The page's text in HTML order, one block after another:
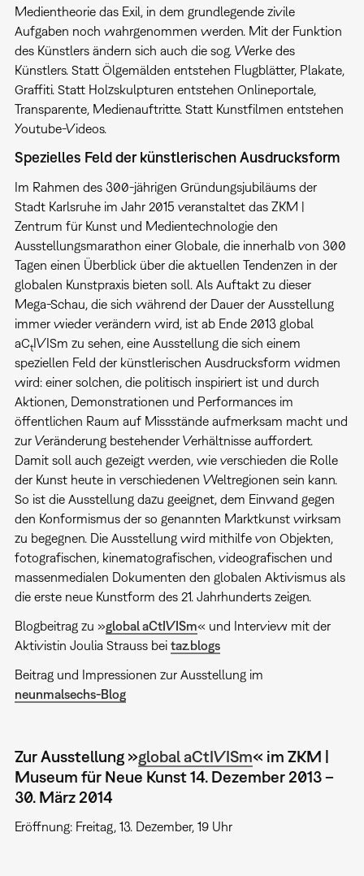
Medientheorie das Exil, in dem grundlegende zivile
Aufgaben noch wahrgenommen werden. Mit der Funktion
des Künstlers ändern sich auch die sog. Werke des
Künstlers. Statt Ölgemälden entstehen Flugblätter, Plakate,
Graffiti. Statt Holzskulpturen entstehen Onlineportale,
Transparente, Medienauftritte. Statt Kunstfilmen entstehen
Youtube-Videos.
Spezielles Feld der künstlerischen Ausdrucksform
Im Rahmen des 300-jährigen Gründungsjubiläums der
Stadt Karlsruhe im Jahr 2015 veranstaltet das ZKM |
Zentrum für Kunst und Medientechnologie den
Ausstellungsmarathon einer Globale, die innerhalb von 300
Tagen einen Überblick über die aktuellen Tendenzen in der
globalen Kunstpraxis bieten soll. Als Auftakt zu dieser
Mega-Schau, die sich während der Dauer der Ausstellung
immer wieder verändern wird, ist ab Ende 2013 global
aCtIVISm zu sehen, eine Ausstellung die sich einem
speziellen Feld der künstlerischen Ausdrucksform widmen
wird: einer solchen, die politisch inspiriert ist und durch
Aktionen, Demonstrationen und Performances im
öffentlichen Raum auf Missstände aufmerksam macht und
zur Veränderung bestehender Verhältnisse auffordert.
Damit soll auch gezeigt werden, wie verschieden die Rolle
der Kunst heute in verschiedenen Weltregionen sein kann.
So ist die Ausstellung dazu geeignet, dem Einwand gegen
den Konformismus der so genannten Marktkunst wirksam
zu begegnen. Die Ausstellung wird mithilfe von Objekten,
fotografischen, kinematografischen, videografischen und
massenmedialen Dokumenten den globalen Aktivismus als
die erste neue Kunstform des 21. Jahrhunderts zeigen.
Blogbeitrag zu »global aCtIVISm« und Interview mit der
Aktivistin Joulia Strauss bei taz.blogs
Beitrag und Impressionen zur Ausstellung im
neunmalsechs-Blog
Zur Ausstellung »global aCtIVISm« im ZKM |
Museum für Neue Kunst 14. Dezember 2013 –
30. März 2014
Eröffnung: Freitag, 13. Dezember, 19 Uhr